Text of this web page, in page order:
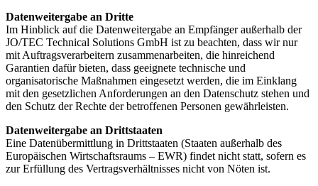
Datenweitergabe an Dritte
Im Hinblick auf die Datenweitergabe an Empfänger außerhalb der
JO/TEC Technical Solutions GmbH ist zu beachten, dass wir nur
mit Auftragsverarbeitern zusammenarbeiten, die hinreichend
Garantien dafür bieten, dass geeignete technische und
organisatorische Maßnahmen eingesetzt werden, die im Einklang
mit den gesetzlichen Anforderungen an den Datenschutz stehen und
den Schutz der Rechte der betroffenen Personen gewährleisten.
Datenweitergabe an Drittstaaten
Eine Datenübermittlung in Drittstaaten (Staaten außerhalb des
Europäischen Wirtschaftsraums – EWR) findet nicht statt, sofern es
zur Erfüllung des Vertragsverhältnisses nicht von Nöten ist.